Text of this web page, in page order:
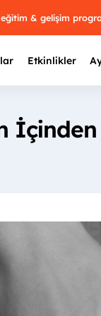
eğitim & gelişim
Etkinlikler